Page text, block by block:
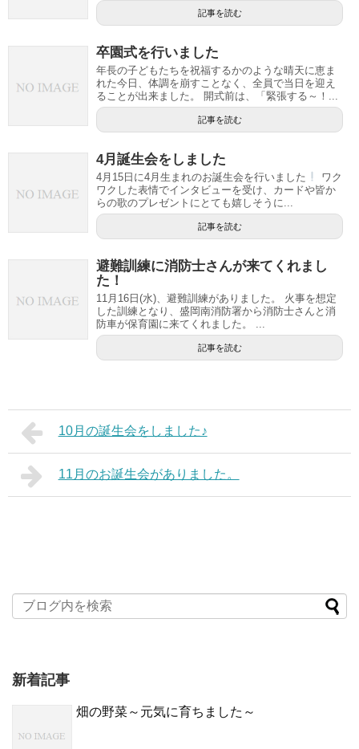
記事を読む
卒園式を行いました
年長の子どもたちを祝福するかのような晴天に恵ま
れた今日、体調を崩すことなく、全員で当日を迎え
ることが出来ました。 開式前は、「緊張する～！...
記事を読む
4月誕生会をしました
4月15日に4月生まれのお誕生会を行いました
ワク
ワクした表情でインタビューを受け、カードや皆か
らの歌のプレゼントにとても嬉しそうに...
記事を読む
避難訓練に消防士さんが来てくれまし
た！
11月16日(水)、避難訓練がありました。 火事を想定
した訓練となり、盛岡南消防署から消防士さんと消
防車が保育園に来てくれました。 ...
記事を読む
10月の誕生会をしました♪
11月のお誕生会がありました。
新着記事
畑の野菜～元気に育ちました～